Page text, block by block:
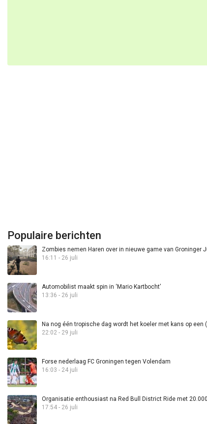
Populaire berichten
Zombies nemen Haren over in nieuwe game van Groninger
16:11 - 26 juli
Automobilist maakt spin in ‘Mario Kartbocht’
13:36 - 26 juli
Na nog één tropische dag wordt het koeler met kans op
22:02 - 29 juli
Forse nederlaag FC Groningen tegen Volendam
16:03 - 24 juli
Organisatie enthousiast na Red Bull District Ride met
17:54 - 26 juli